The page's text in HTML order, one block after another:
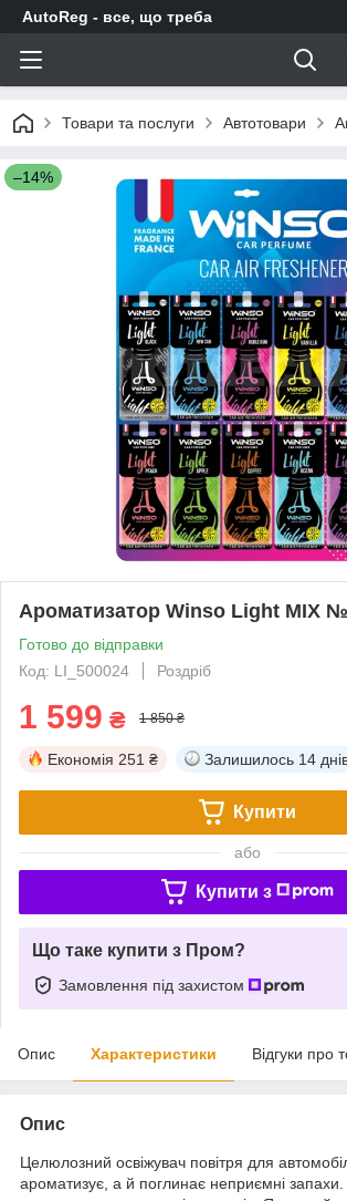
AutoReg - все, що треба
Товари та послуги Автотовари
–14%
Ароматизатор Winso Light MIX
Готово до відправки
Код: LI_500024
Роздріб
1 599 ₴ 1 850 ₴
Економія 251 ₴ Залишилось 14
Купити
або
Купити з
Що таке купити з Пром?
Замовлення під захистом
Опис Характеристики Відгуки про
Опис
Целюлозний освіжувач повітря для
ароматизує, а й поглинає неприємні запахи.